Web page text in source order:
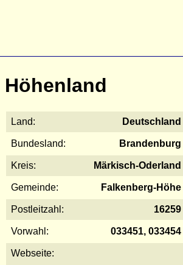
Höhenland
Land: Deutschland
Bundesland: Brandenburg
Kreis: Märkisch-Oderland
Gemeinde: Falkenberg-Höhe
Postleitzahl: 16259
Vorwahl: 033451, 033454
Webseite: